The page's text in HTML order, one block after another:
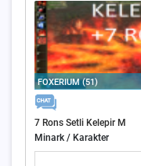
FOXERIUM (51)
7 Rons Setli Kelepir M
Minark / Karakter